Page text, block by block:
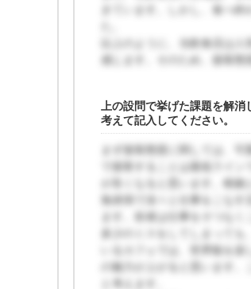
きています。しかし、食べ
以上のように、当飲食店は
感じます。そのため、接客
上の設問で挙げた課題を解
考えて記入してください。
まず接客態度に関しては、
で接客することは最低ライ
が良くなると思います。根
無表情で淡々と仕事をこな
ます。前者は仕事をそつな
多少のミスをしてしまって
いるカフェでは、世界観を
の魅力が上がると思います